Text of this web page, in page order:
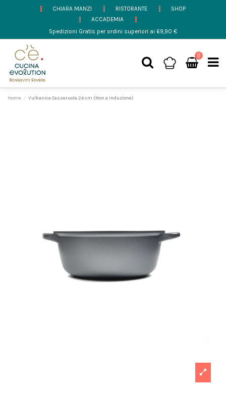
CHIARA MANZI RISTORANTE
SHOP
ACCADEMIA
Spedizioni Gratis per ordini superiori ai 69,90 €
0
Home Vulkanica Casseruola 24 cm (Non a induzione)